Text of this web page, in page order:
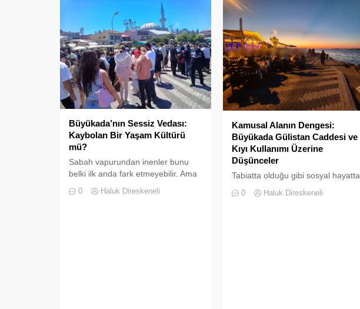
Büyükada’nın Sessiz Vedası:
Kaybolan Bir Yaşam Kültürü
mü?
Sabah vapurundan inenler bunu
belki ilk anda fark etmeyebilir. Ama
tanıyanlar bilir; adanın sesi ve
0 Haluk Direskeneli
Kamusal Alanın Dengesi:
Büyükada Gülistan Caddesi ve
Kıyı Kullanımı Üzerine
Düşünceler
Tabiatta olduğu gibi sosyal hayatta
kalmaz; boşaltılan her alan, kısa
0 Haluk Direskeneli